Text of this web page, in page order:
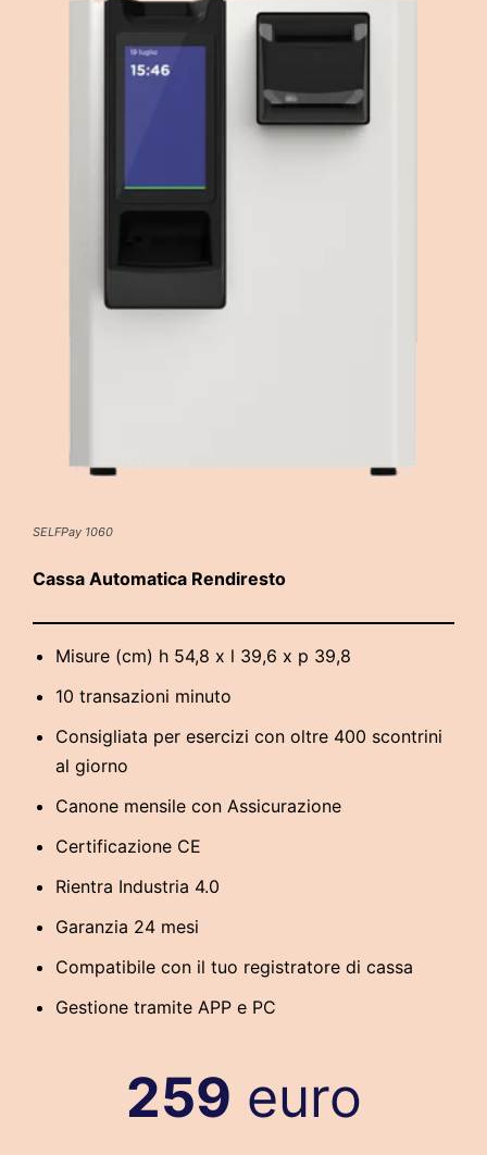
SELFPay 1060
Cassa Automatica Rendiresto
Misure (cm) h 54,8 x l 39,6 x p 39,8
10 transazioni minuto
Consigliata per esercizi con oltre 400 scontrini
al giorno
Canone mensile con Assicurazione
Certificazione CE
Rientra Industria 4.0
Garanzia 24 mesi
Compatibile con il tuo registratore di cassa
Gestione tramite APP e PC
259 euro